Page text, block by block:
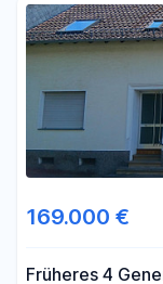
169.000 €
Früheres 4